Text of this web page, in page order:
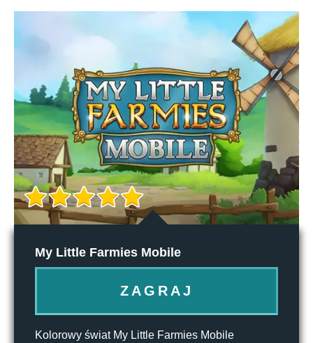
My Little Farmies Mobile
ZAGRAJ
Kolorowy świat My Little Farmies Mobile